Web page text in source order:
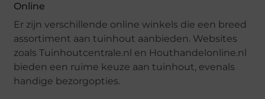
Online
Er zijn verschillende online winkels die een breed
assortiment aan tuinhout aanbieden. Websites
zoals Tuinhoutcentrale.nl en Houthandelonline.nl
bieden een ruime keuze aan tuinhout, evenals
handige bezorgopties.